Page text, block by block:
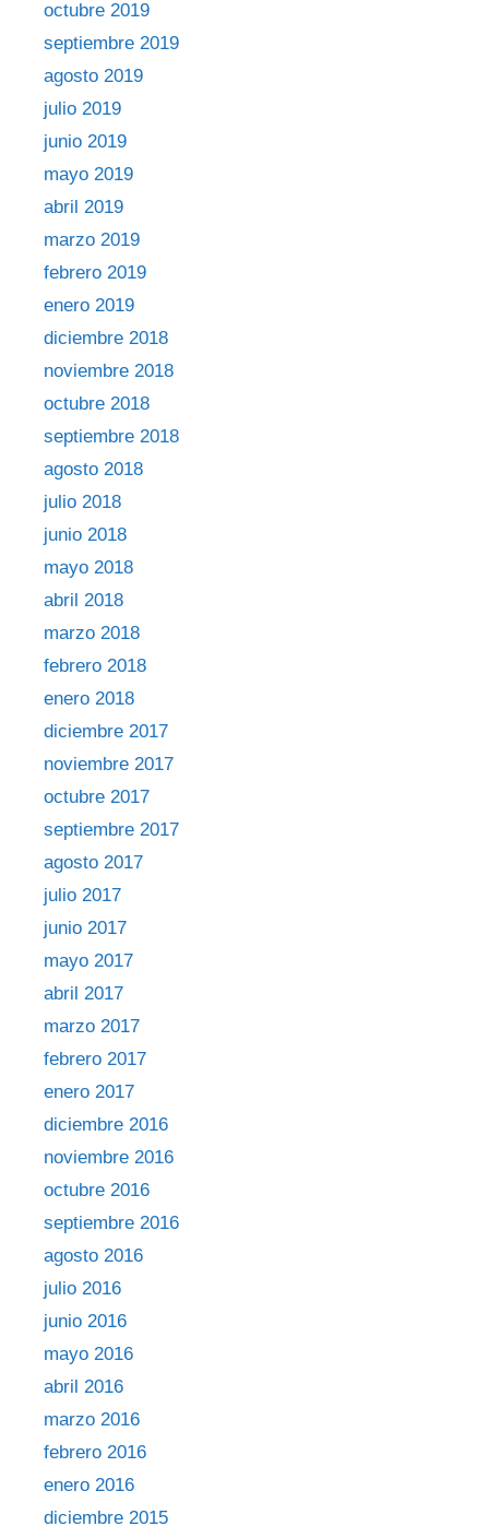
octubre 2019
septiembre 2019
agosto 2019
julio 2019
junio 2019
mayo 2019
abril 2019
marzo 2019
febrero 2019
enero 2019
diciembre 2018
noviembre 2018
octubre 2018
septiembre 2018
agosto 2018
julio 2018
junio 2018
mayo 2018
abril 2018
marzo 2018
febrero 2018
enero 2018
diciembre 2017
noviembre 2017
octubre 2017
septiembre 2017
agosto 2017
julio 2017
junio 2017
mayo 2017
abril 2017
marzo 2017
febrero 2017
enero 2017
diciembre 2016
noviembre 2016
octubre 2016
septiembre 2016
agosto 2016
julio 2016
junio 2016
mayo 2016
abril 2016
marzo 2016
febrero 2016
enero 2016
diciembre 2015